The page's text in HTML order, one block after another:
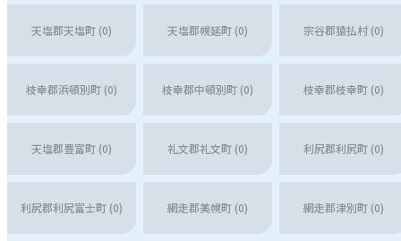
天塩郡天塩町 (0) 天塩郡幌延町 (0) 宗谷郡猿払村 (0)
枝幸郡浜頓別町 (0) 枝幸郡中頓別町 (0) 枝幸郡枝幸町 (0)
天塩郡豊富町 (0) 礼文郡礼文町 (0) 利尻郡利尻町 (0)
利尻郡利尻富士町 (0) 網走郡美幌町 (0) 網走郡津別町 (0)